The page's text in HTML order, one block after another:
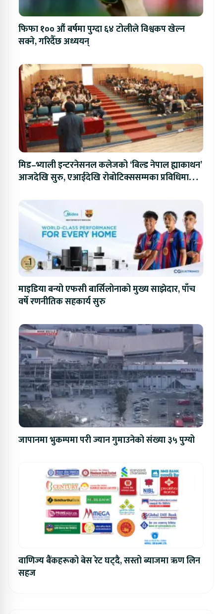
फिफा १०० औं बर्षमा पुग्दा ६४ टोलीले विश्वकप खेल्न
सक्ने, गरिदैँछ अध्ययन्
मिड–भ्याली इन्टरनेसनल कलेजको ‘बिल्ड नेपाल ह्याकाथन’
आजदेखि सुरु, एआईदेखि रोबोटिक्ससम्मका प्रविधिमा
माइडिया बन्यो एफसी बार्सिलोनाको मुख्य साझेदार, पाँच
वर्षे रणनीतिक सहकार्य सुरु
जापानमा भुकम्पमा परी ज्यान गुमाउनेको संख्या ३५ पुग्यो
वाणिज्य बैंकहरूको बेस रेट घट्दै, सस्तो ब्याजमा ऋण लिन
सहज